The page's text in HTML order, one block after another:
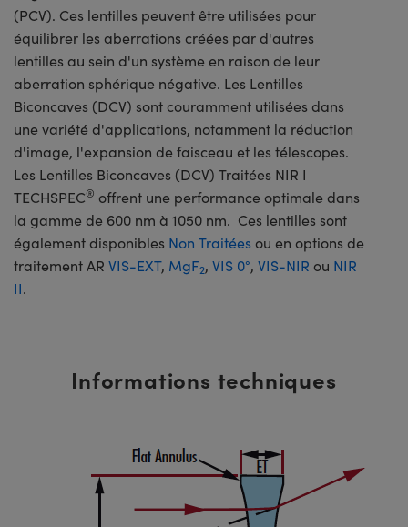
(PCV). Ces lentilles peuvent être utilisées pour
équilibrer les aberrations créées par d'autres
lentilles au sein d'un système en raison de leur
aberration sphérique négative. Les Lentilles
Biconcaves (DCV) sont couramment utilisées dans
une variété d'applications, notamment la réduction
d'image, l'expansion de faisceau et les télescopes.
Les Lentilles Biconcaves (DCV) Traitées NIR I
TECHSPEC® offrent une performance optimale dans
la gamme de 600 nm à 1050 nm. Ces lentilles sont
également disponibles Non Traitées ou en options de
traitement AR VIS-EXT, MgF2, VIS 0°, VIS-NIR ou NIR
II.
Informations techniques